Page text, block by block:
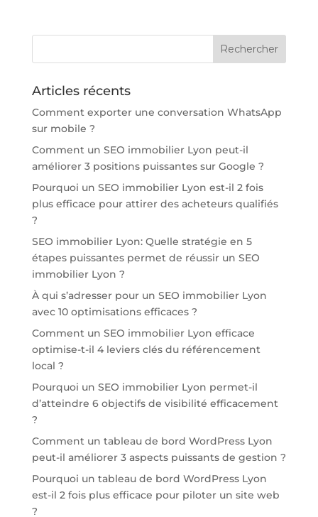
Articles récents
Comment exporter une conversation WhatsApp
sur mobile ?
Comment un SEO immobilier Lyon peut-il
améliorer 3 positions puissantes sur Google ?
Pourquoi un SEO immobilier Lyon est-il 2 fois
plus efficace pour attirer des acheteurs qualifiés
?
SEO immobilier Lyon: Quelle stratégie en 5
étapes puissantes permet de réussir un SEO
immobilier Lyon ?
À qui s’adresser pour un SEO immobilier Lyon
avec 10 optimisations efficaces ?
Comment un SEO immobilier Lyon efficace
optimise-t-il 4 leviers clés du référencement
local ?
Pourquoi un SEO immobilier Lyon permet-il
d’atteindre 6 objectifs de visibilité efficacement
?
Comment un tableau de bord WordPress Lyon
peut-il améliorer 3 aspects puissants de gestion ?
Pourquoi un tableau de bord WordPress Lyon
est-il 2 fois plus efficace pour piloter un site web
?